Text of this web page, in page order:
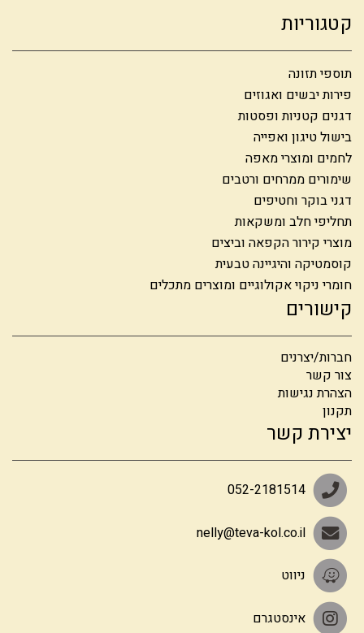
קטגוריות
תוספי תזונה
פירות יבשים ואגוזים
דגנים קטניות ופסטות
בישול טיגון ואפייה
לחמים ומוצרי מאפה
שימורים ממרחים ורטבים
דגני בוקר וחטיפים
תחליפי חלב ומשקאות
מוצרי קירור הקפאה וביצים
קוסמטיקה והיגיינה טבעית
חומרי ניקוי אקולוגיים ומוצרים מתכלים
קישורים
חברות/יצרנים
צור קשר
הצהרת נגישות
תקנון
יצירת קשר
052-2181514
nelly@teva-kol.co.il
ניווט
אינסטגרם